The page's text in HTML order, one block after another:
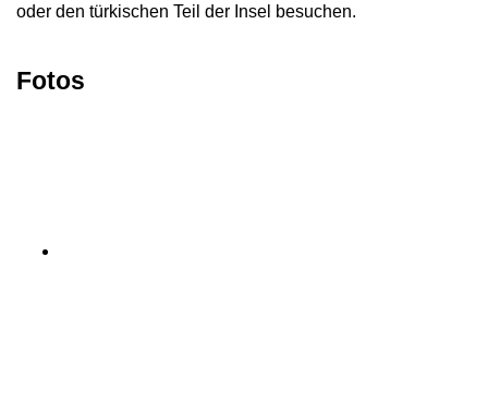
oder den türkischen Teil der Insel besuchen.
Fotos